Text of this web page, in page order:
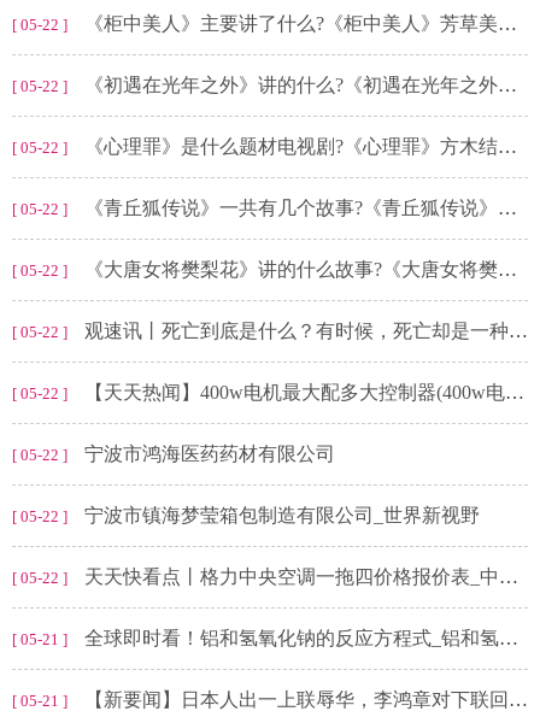
[ 05-22 ] 《柜中美人》主要讲了什么?《柜中美人》芳草美人是谁演的?
[ 05-22 ] 《初遇在光年之外》讲的什么?《初遇在光年之外》人物结局怎么样?
[ 05-22 ] 《心理罪》是什么题材电视剧?《心理罪》方木结局是什么?
[ 05-22 ] 《青丘狐传说》一共有几个故事?《青丘狐传说》孟安仁结局是什么?
[ 05-22 ] 《大唐女将樊梨花》讲的什么故事?《大唐女将樊梨花》陈金定扮演者是谁?
[ 05-22 ] 观速讯丨死亡到底是什么？有时候，死亡却是一种福利
[ 05-22 ] 【天天热闻】400w电机最大配多大控制器(400w电机有多大的力)
[ 05-22 ] 宁波市鸿海医药药材有限公司
[ 05-22 ] 宁波市镇海梦莹箱包制造有限公司_世界新视野
[ 05-22 ] 天天快看点丨格力中央空调一拖四价格报价表_中央空调一拖几是什么意思
[ 05-21 ] 全球即时看！铝和氢氧化钠的反应方程式_铝和氢氧化钠
[ 05-21 ] 【新要闻】日本人出一上联辱华，李鸿章对下联回怼，从此日本人叫做“鬼子”